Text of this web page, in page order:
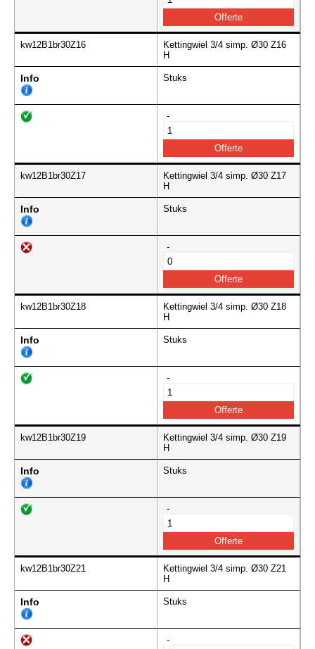
kw12B1br30Z16
Kettingwiel 3/4 simp. Ø30 Z16
H
Info Stuks
-
kw12B1br30Z17
Kettingwiel 3/4 simp. Ø30 Z17
H
Info Stuks
-
kw12B1br30Z18
Kettingwiel 3/4 simp. Ø30 Z18
H
Info Stuks
-
kw12B1br30Z19
Kettingwiel 3/4 simp. Ø30 Z19
H
Info Stuks
-
kw12B1br30Z21
Kettingwiel 3/4 simp. Ø30 Z21
H
Info Stuks
-